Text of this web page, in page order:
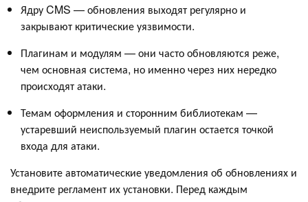
Ядру CMS — обновления выходят регулярно и
закрывают критические уязвимости.
Плагинам и модулям — они часто обновляются реже,
чем основная система, но именно через них нередко
происходят атаки.
Темам оформления и сторонним библиотекам —
устаревший неиспользуемый плагин остается точкой
входа для атаки.
Установите автоматические уведомления об обновлениях и
внедрите регламент их установки. Перед каждым